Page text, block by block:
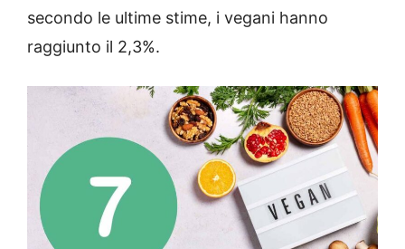
secondo le ultime stime, i vegani hanno
raggiunto il 2,3%.